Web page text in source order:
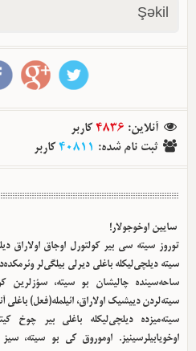
Şəkil
آنلاین:
4836 کاربر
ثبت نام شده:
40811 کاربر
سایین اوخوجولار!
توروز سیته سی بیر کولتورل اوجاق اولا‌راق
سیته دیلچی‌لیکله باغلی دیرلی بیلگی‌لر
ساحه‌سینده چالیشان بو سیته، سؤزلرین
سیته‌لردن دییشیک اولا‌راق، ائیلمله(فعل) باغلی
سیته‌میزده دیلچی‌لیکله باغلی بیر چوخ
اوخویابیلرسینیز. اوموروق کی بو سیته، سیز